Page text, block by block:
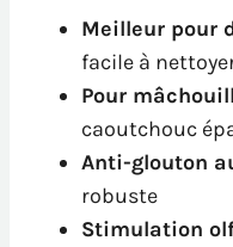
Meilleur pour
facile à
Pour
caoutchouc
Anti-glouton
robuste
Stimulation